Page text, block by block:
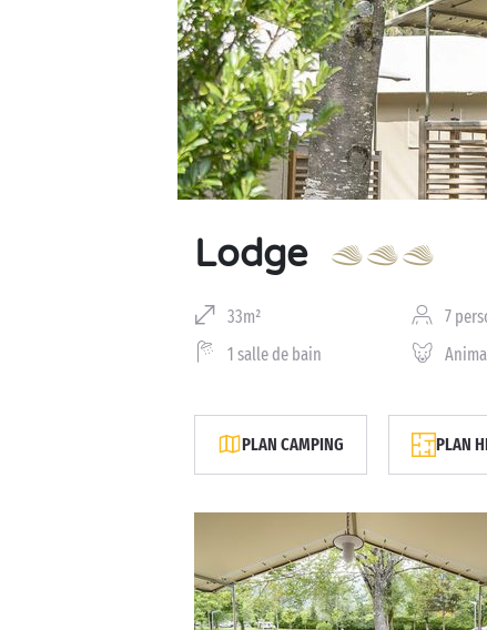
Lodge
33m² 7
1 salle de bain
PLAN CAMPING PLAN
Business Village by Sandaya